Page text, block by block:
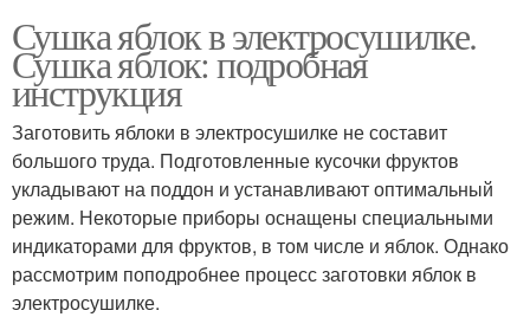
Сушка яблок в электросушилке.
Сушка яблок: подробная
инструкция
Заготовить яблоки в электросушилке не составит
большого труда. Подготовленные кусочки фруктов
укладывают на поддон и устанавливают оптимальный
режим. Некоторые приборы оснащены специальными
индикаторами для фруктов, в том числе и яблок. Однако
рассмотрим поподробнее процесс заготовки яблок в
электросушилке.